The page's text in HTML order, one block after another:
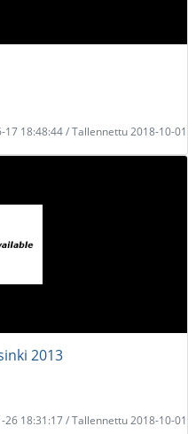
17 18:48:44 / Tallennettu 2018-10-01
2013
26 18:31:17 / Tallennettu 2018-10-01